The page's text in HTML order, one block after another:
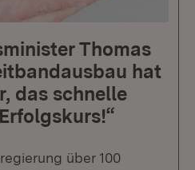
Thomas
hat
das schnelle
über 100